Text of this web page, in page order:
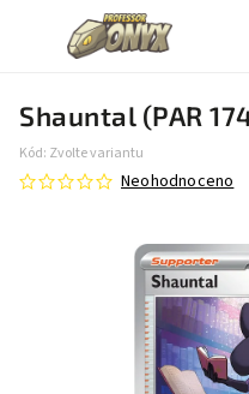
Shauntal (PAR
Kód: Zvolte variantu
Neohodnoceno